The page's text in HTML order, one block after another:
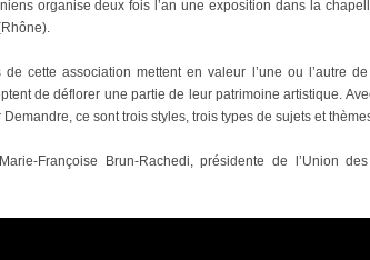
organise deux fois l’an une exposition dans la
de cette association mettent en valeur l’une ou l’autre
de déflorer une partie de leur patrimoine artistique.
ce sont trois styles, trois types de sujets et
Françoise Brun-Rachedi, présidente de l’Union